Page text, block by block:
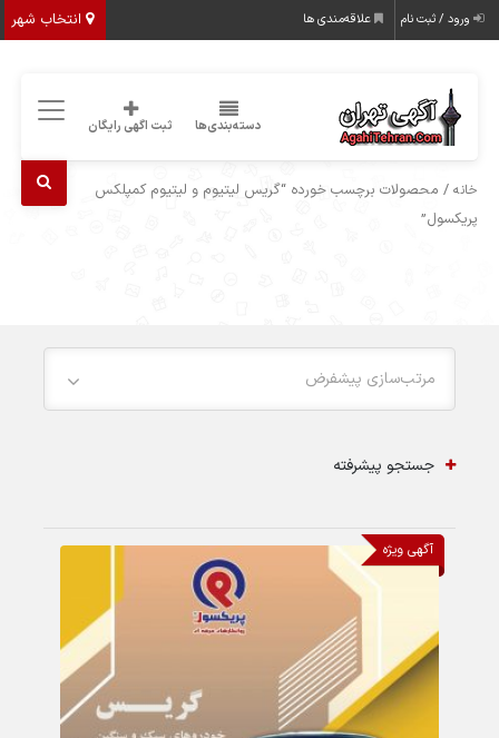
انتخاب شهر ورود / ثبت نام علاقه‌مندی ها
دسته‌بندی‌ها ثبت اگهی رایگان
خانه / محصولات برچسب خورده “گریس لیتیوم و لیتیوم کمپلکس
پریکسول”
مرتب‌سازی پیشفرض
جستجو پیشرفته
آگهی ویژه